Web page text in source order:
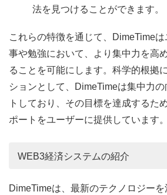
法を見つけることができます。
これらの特徴を通じて、DimeTime
事や勉強において、より集中力を高
ることを可能にします。科学的根拠
ションとして、DimeTimeは集中力
トしており、その目標を達成するた
ポートをユーザーに提供しています。
WEB3経済システムの紹介
DimeTimeは、最新のテクノロジー